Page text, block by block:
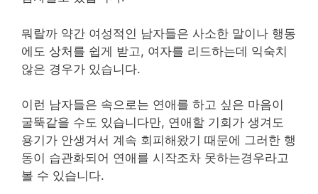
뭐랄까 약간 여성적인 남자들은 사소한 말이나 행동
에도 상처를 쉽게 받고, 여자를 리드하는데 익숙치
않은 경우가 있습니다.
이런 남자들은 속으로는 연애를 하고 싶은 마음이
굴뚝같을 수도 있습니다만, 연애할 기회가 생겨도
용기가 안생겨서 계속 회피해왔기 때문에 그러한 행
동이 습관화되어 연애를 시작조차 못하는경우라고
볼 수 있습니다.